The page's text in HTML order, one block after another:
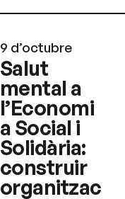
9 d’octubre
Salut
mental a
l’Economi
a Social i
Solidària:
construir
organitzac